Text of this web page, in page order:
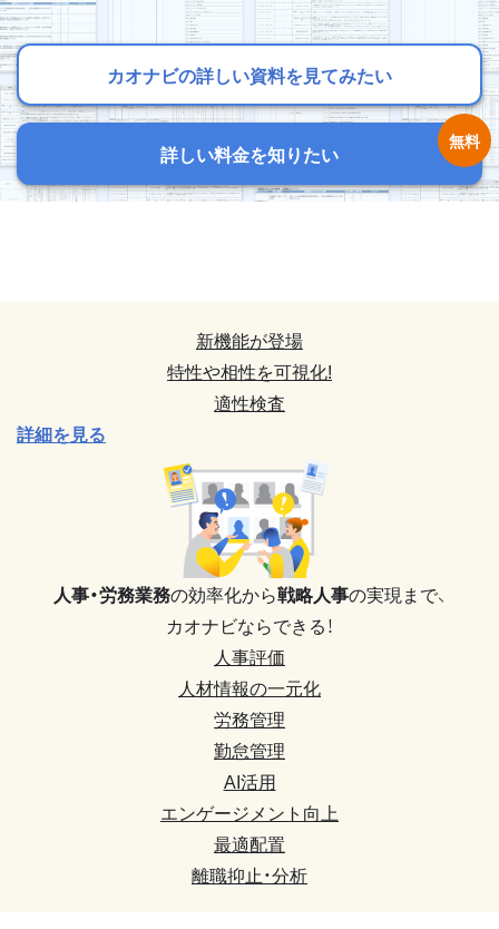
カオナビの詳しい資料を見てみたい
詳しい料金を知りたい
カオナビの詳しい資料を見てみたい
詳しい料金を知りたい
カオナビの詳しい資料を見てみたい
詳しい料金を知りたい
新機能が登場
特性や相性を可視化!
適性検査
詳細を見る
人事・労務業務の効率化から戦略人事の実現まで、
カオナビならできる！
人事評価
人材情報の一元化
労務管理
勤怠管理
AI活用
エンゲージメント向上
最適配置
離職抑止・分析